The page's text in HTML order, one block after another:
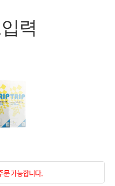
송 및 휴무 안내
력
문 가능합니다.